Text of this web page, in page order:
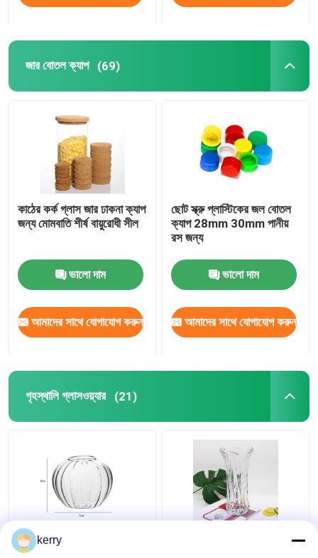
জার বোতল ক্যাপ (69)
কাঠের কর্ক গ্লাস জার ঢাকনা ক্যাপ
জন্য মোমবাতি শীর্ষ বায়ুরোধী সীল
ভালো দাম
আমাদের সাথে যোগাযোগ করুন
ছোট স্ক্রু প্লাস্টিকের জল বোতল
ক্যাপ 28mm 30mm পানীয়
রস জন্য
ভালো দাম
আমাদের সাথে যোগাযোগ করুন
গৃহস্থালি গ্লাসওয়্যার (21)
স্বচ্ছ ক্লাসিক স্টাইলের নর্ডিক
গ্লাস ভাঁজ ডাইনিং টেবিলের
বাড়ি এবং বিবাহের সাজসজ্জার জন্য
kerry